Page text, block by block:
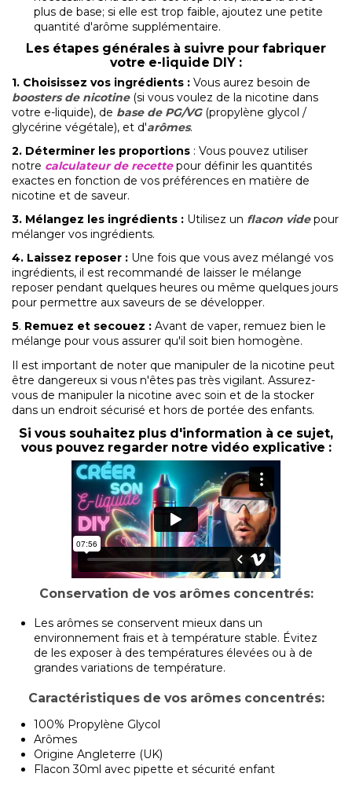
plus de base; si elle est trop faible, ajoutez une petite
quantité d'arôme supplémentaire.
Les étapes générales à suivre pour fabriquer
votre e-liquide DIY :
1. Choisissez vos ingrédients : Vous aurez besoin de
boosters de nicotine(si vous voulez de la nicotine dans
votre e-liquide), de base de PG/VG(propylène glycol /
glycérine végétale), et d'arômes.
2. Déterminer les proportions : Vous pouvez utiliser
notre calculateur de recette pour définir les quantités
exactes en fonction de vos préférences en matière de
nicotine et de saveur.
3. Mélangez les ingrédients : Utilisez un flacon videpour
mélanger vos ingrédients.
4. Laissez reposer : Une fois que vous avez mélangé vos
ingrédients, il est recommandé de laisser le mélange
reposer pendant quelques heures ou même quelques jours
pour permettre aux saveurs de se développer.
5. Remuez et secouez : Avant de vaper, remuez bien le
mélange pour vous assurer qu'il soit bien homogène.
Il est important de noter que manipuler de la nicotine peut
être dangereux si vous n'êtes pas très vigilant. Assurez-
vous de manipuler la nicotine avec soin et de la stocker
dans un endroit sécurisé et hors de portée des enfants.
Si vous souhaitez plus d'information à ce sujet,
vous pouvez regarder notre vidéo explicative :
Conservation de vos arômes concentrés:
Les arômes se conservent mieux dans un
environnement frais et à température stable. Évitez
de les exposer à des températures élevées ou à de
grandes variations de température.
Caractéristiques de vos arômes concentrés:
100% Propylène Glycol
Arômes
Origine Angleterre (UK)
Flacon 30ml avec pipette et sécurité enfant